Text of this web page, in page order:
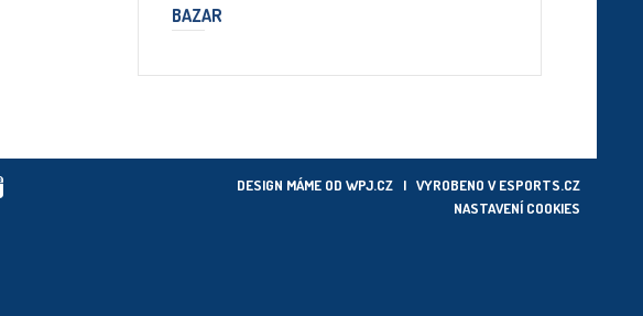
BAZAR
DESIGN MÁME OD WPJ.CZ | VYROBENO VESPORTS.CZ
NASTAVENÍ COOKIES